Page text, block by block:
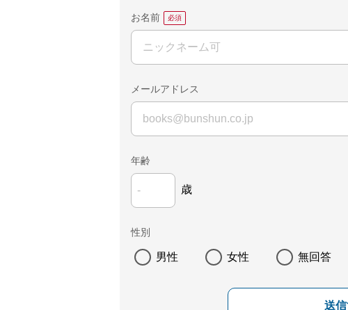
お名前
メールアドレス
年齢
歳
性別
男性 女性 無回答
送